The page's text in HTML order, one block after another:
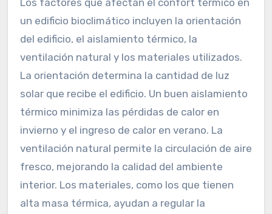
un edificio bioclimático incluyen la orientación
del edificio, el aislamiento térmico, la
ventilación natural y los materiales utilizados.
La orientación determina la cantidad de luz
solar que recibe el edificio. Un buen aislamiento
térmico minimiza las pérdidas de calor en
invierno y el ingreso de calor en verano. La
ventilación natural permite la circulación de aire
fresco, mejorando la calidad del ambiente
interior. Los materiales, como los que tienen
alta masa térmica, ayudan a regular la